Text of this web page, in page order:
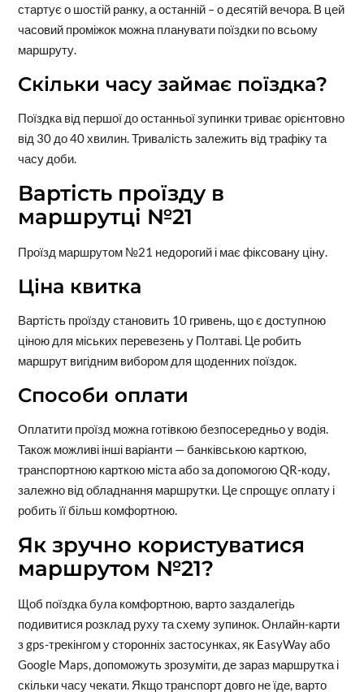
стартує о шостій ранку, а останній – о десятій вечора. В цей
часовий проміжок можна планувати поїздки по всьому
маршруту.
Скільки часу займає поїздка?
Поїздка від першої до останньої зупинки триває орієнтовно
від 30 до 40 хвилин. Тривалість залежить від трафіку та
часу доби.
Вартість проїзду в
маршрутці №21
Проїзд маршрутом №21 недорогий і має фіксовану ціну.
Ціна квитка
Вартість проїзду становить 10 гривень, що є доступною
ціною для міських перевезень у Полтаві. Це робить
маршрут вигідним вибором для щоденних поїздок.
Способи оплати
Оплатити проїзд можна готівкою безпосередньо у водія.
Також можливі інші варіанти — банківською карткою,
транспортною карткою міста або за допомогою QR-коду,
залежно від обладнання маршрутки. Це спрощує оплату і
робить її більш комфортною.
Як зручно користуватися
маршрутом №21?
Щоб поїздка була комфортною, варто заздалегідь
подивитися розклад руху та схему зупинок. Онлайн-карти
з gps-трекінгом у сторонніх застосунках, як EasyWay або
Google Maps, допоможуть зрозуміти, де зараз маршрутка і
скільки часу чекати. Якщо транспорт довго не їде, варто